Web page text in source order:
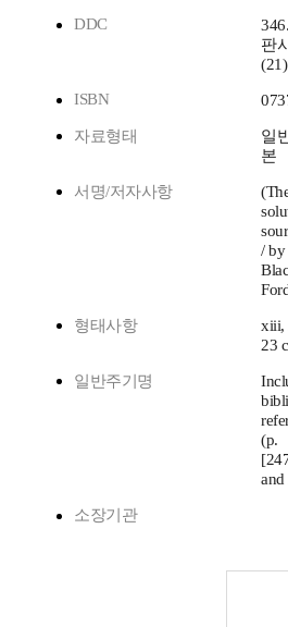
DDC
판
(21)
ISBN
자료형태
일
본
서명/저자사항
/ by
형태사항
xiii,
23
일반주기명
(p.
and
소장기관